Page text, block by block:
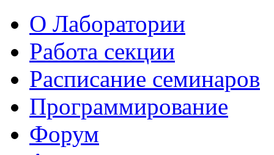
О Лаборатории
Работа секции
Расписание семинаров
Программирование
Форум